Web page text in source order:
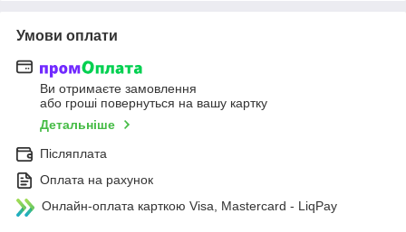
Умови оплати
Ви отримаєте замовлення
або гроші повернуться на вашу картку
Детальніше
Післяплата
Оплата на рахунок
Онлайн-оплата карткою Visa, Mastercard - LiqPay